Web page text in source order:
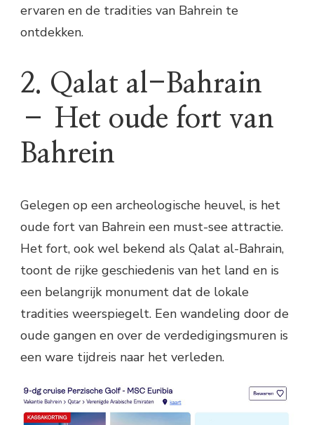
ervaren en de tradities van Bahrein te
ontdekken.
2. Qalat al-Bahrain
– Het oude fort van
Bahrein
Gelegen op een archeologische heuvel, is het
oude fort van Bahrein een must-see attractie.
Het fort, ook wel bekend als Qalat al-Bahrain,
toont de rijke geschiedenis van het land en is
een belangrijk monument dat de lokale
tradities weerspiegelt. Een wandeling door de
oude gangen en over de verdedigingsmuren is
een ware tijdreis naar het verleden.